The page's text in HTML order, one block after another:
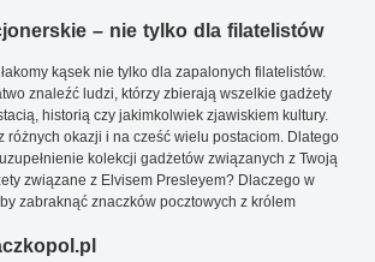
– nie tylko dla filatelistów
kąsek nie tylko dla zapalonych filatelistów.
znaleźć ludzi, którzy zbierają wszelkie gadżety
historią czy jakimkolwiek zjawiskiem kultury.
różnych okazji i na cześć wielu postaciom. Dlatego
kolekcji gadżetów związanych z Twoją
związane z Elvisem Presleyem? Dlaczego w
zabraknąć znaczków pocztowych z królem